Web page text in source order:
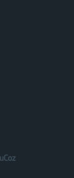
uCoz